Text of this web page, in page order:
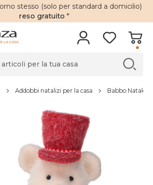
stesso (solo per standard a domicilio)
reso gratuito *
LA CASA
Addobbi natalizi per la casa Babbo Natale